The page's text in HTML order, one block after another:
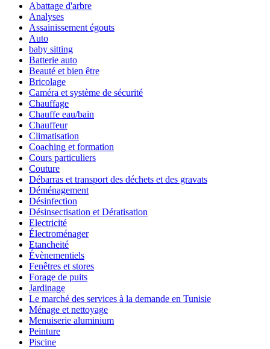
Abattage d'arbre
Analyses
Assainissement égouts
Auto
baby sitting
Batterie auto
Beauté et bien être
Bricolage
Caméra et système de sécurité
Chauffage
Chauffe eau/bain
Chauffeur
Climatisation
Coaching et formation
Cours particuliers
Couture
Débarras et transport des déchets et des gravats
Déménagement
Désinfection
Désinsectisation et Dératisation
Electricité
Électroménager
Etancheité
Évènementiels
Fenêtres et stores
Forage de puits
Jardinage
Le marché des services à la demande en Tunisie
Ménage et nettoyage
Menuiserie aluminium
Peinture
Piscine